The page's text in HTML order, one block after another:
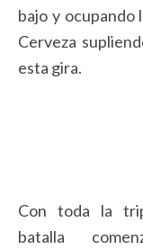
bajo y ocupando
Cerveza
esta gira.
Con toda la
batalla